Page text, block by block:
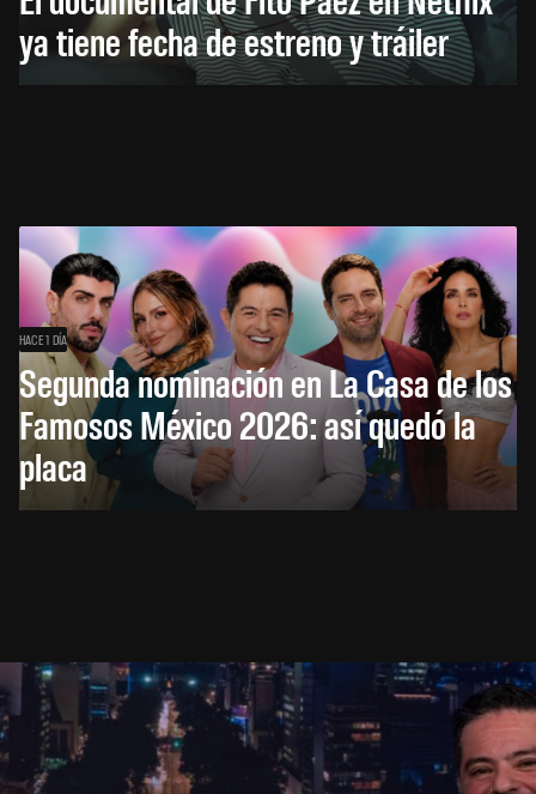
ya tiene fecha de estreno y tráiler
HACE 1 DÍA
Segunda nominación en La Casa de los
Famosos México 2026: así quedó la
placa